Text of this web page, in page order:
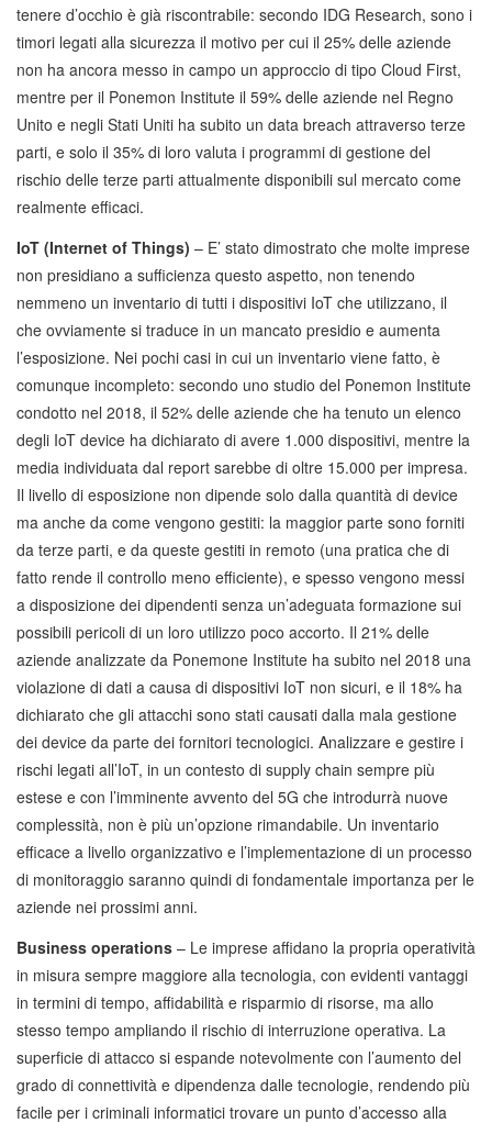
tenere d’occhio è già riscontrabile: secondo IDG Research, sono i
timori legati alla sicurezza il motivo per cui il 25% delle aziende
non ha ancora messo in campo un approccio di tipo Cloud First,
mentre per il Ponemon Institute il 59% delle aziende nel Regno
Unito e negli Stati Uniti ha subito un data breach attraverso terze
parti, e solo il 35% di loro valuta i programmi di gestione del
rischio delle terze parti attualmente disponibili sul mercato come
realmente efficaci.
IoT (Internet of Things) – E’ stato dimostrato che molte imprese
non presidiano a sufficienza questo aspetto, non tenendo
nemmeno un inventario di tutti i dispositivi IoT che utilizzano, il
che ovviamente si traduce in un mancato presidio e aumenta
l’esposizione. Nei pochi casi in cui un inventario viene fatto, è
comunque incompleto: secondo uno studio del Ponemon Institute
condotto nel 2018, il 52% delle aziende che ha tenuto un elenco
degli IoT device ha dichiarato di avere 1.000 dispositivi, mentre la
media individuata dal report sarebbe di oltre 15.000 per impresa.
Il livello di esposizione non dipende solo dalla quantità di device
ma anche da come vengono gestiti: la maggior parte sono forniti
da terze parti, e da queste gestiti in remoto (una pratica che di
fatto rende il controllo meno efficiente), e spesso vengono messi
a disposizione dei dipendenti senza un’adeguata formazione sui
possibili pericoli di un loro utilizzo poco accorto. Il 21% delle
aziende analizzate da Ponemone Institute ha subito nel 2018 una
violazione di dati a causa di dispositivi IoT non sicuri, e il 18% ha
dichiarato che gli attacchi sono stati causati dalla mala gestione
dei device da parte dei fornitori tecnologici. Analizzare e gestire i
rischi legati all’IoT, in un contesto di supply chain sempre più
estese e con l’imminente avvento del 5G che introdurrà nuove
complessità, non è più un’opzione rimandabile. Un inventario
efficace a livello organizzativo e l’implementazione di un processo
di monitoraggio saranno quindi di fondamentale importanza per le
aziende nei prossimi anni.
Business operations – Le imprese affidano la propria operatività
in misura sempre maggiore alla tecnologia, con evidenti vantaggi
in termini di tempo, affidabilità e risparmio di risorse, ma allo
stesso tempo ampliando il rischio di interruzione operativa. La
superficie di attacco si espande notevolmente con l’aumento del
grado di connettività e dipendenza dalle tecnologie, rendendo più
facile per i criminali informatici trovare un punto d’accesso alla